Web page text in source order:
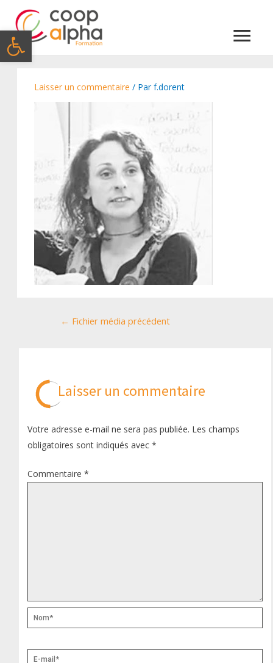
Ouvrir la barre d’outils
Menu
Laisser un commentaire / Parf.dorent
Navigation
← Fichier média précédent
Laisser un commentaire
Votre adresse e-mail ne sera pas publiée. Les champs
obligatoires sont indiqués avec *
Commentaire *
Nom*
E-